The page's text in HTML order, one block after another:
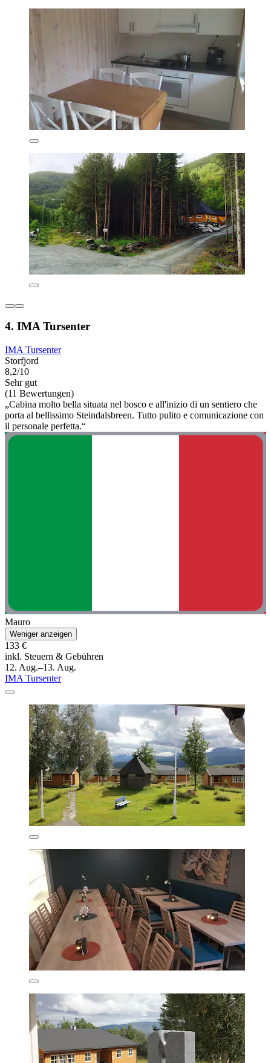
4. IMA Tursenter
IMA Tursenter
Storfjord
8,2/10
Sehr gut
(11 Bewertungen)
„Cabina molto bella situata nel bosco e all'inizio di un sentiero che
porta al bellissimo Steindalsbreen. Tutto pulito e comunicazione con
il personale perfetta.“
Mauro
Weniger anzeigen
133 €
inkl. Steuern & Gebühren
12. Aug.–13. Aug.
IMA Tursenter